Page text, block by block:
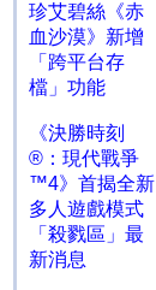
珍艾碧絲《赤
血沙漠》新增
「跨平台存
檔」功能
《決勝時刻
®：現代戰爭
™4》首揭全新
多人遊戲模式
「殺戮區」最
新消息